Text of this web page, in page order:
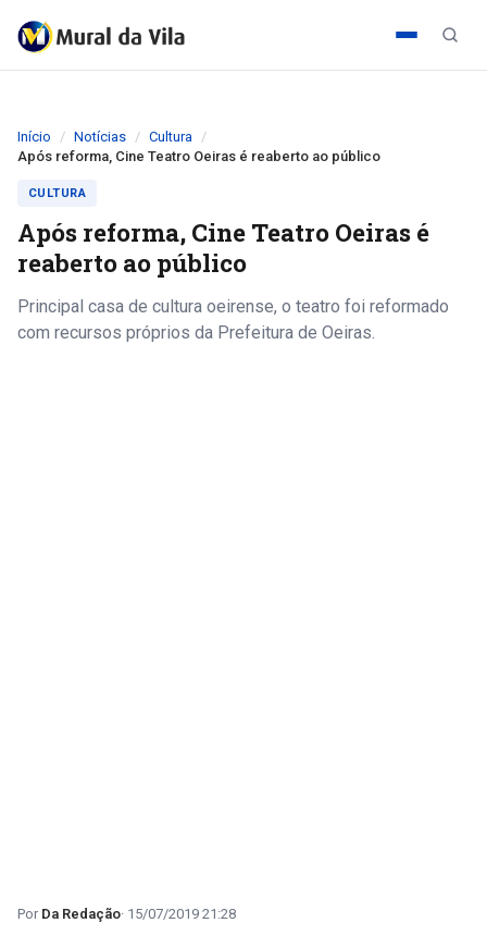
Início Notícias
Cultura
Após reforma, Cine Teatro Oeiras é reaberto ao público
CULTURA
Após reforma, Cine Teatro Oeiras é
reaberto ao público
Principal casa de cultura oeirense, o teatro foi reformado
com recursos próprios da Prefeitura de Oeiras.
Da Redação 15/07/2019 21:28